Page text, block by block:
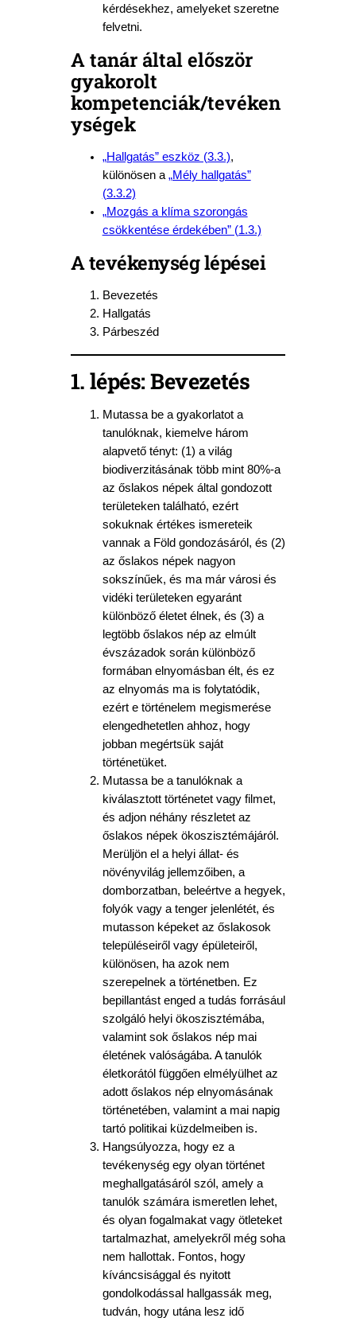
kérdésekhez, amelyeket szeretne
felvetni.
A tanár által először
gyakorolt
kompetenciák/tevéken
ységek
„Hallgatás” eszköz (3.3.),
különösen a „Mély hallgatás”
(3.3.2)
„Mozgás a klíma szorongás
csökkentése érdekében” (1.3.)
A tevékenység lépései
Bevezetés
Hallgatás
Párbeszéd
1. lépés: Bevezetés
Mutassa be a gyakorlatot a
tanulóknak, kiemelve három
alapvető tényt: (1) a világ
biodiverzitásának több mint 80%-a
az őslakos népek által gondozott
területeken található, ezért
sokuknak értékes ismereteik
vannak a Föld gondozásáról, és (2)
az őslakos népek nagyon
sokszínűek, és ma már városi és
vidéki területeken egyaránt
különböző életet élnek, és (3) a
legtöbb őslakos nép az elmúlt
évszázadok során különböző
formában elnyomásban élt, és ez
az elnyomás ma is folytatódik,
ezért e történelem megismerése
elengedhetetlen ahhoz, hogy
jobban megértsük saját
történetüket.
Mutassa be a tanulóknak a
kiválasztott történetet vagy filmet,
és adjon néhány részletet az
őslakos népek ökoszisztémájáról.
Merüljön el a helyi állat- és
növényvilág jellemzőiben, a
domborzatban, beleértve a hegyek,
folyók vagy a tenger jelenlétét, és
mutasson képeket az őslakosok
településeiről vagy épületeiről,
különösen, ha azok nem
szerepelnek a történetben. Ez
bepillantást enged a tudás forrásául
szolgáló helyi ökoszisztémába,
valamint sok őslakos nép mai
életének valóságába. A tanulók
életkorától függően elmélyülhet az
adott őslakos nép elnyomásának
történetében, valamint a mai napig
tartó politikai küzdelmeiben is.
Hangsúlyozza, hogy ez a
tevékenység egy olyan történet
meghallgatásáról szól, amely a
tanulók számára ismeretlen lehet,
és olyan fogalmakat vagy ötleteket
tartalmazhat, amelyekről még soha
nem hallottak. Fontos, hogy
kíváncsisággal és nyitott
gondolkodással hallgassák meg,
tudván, hogy utána lesz idő